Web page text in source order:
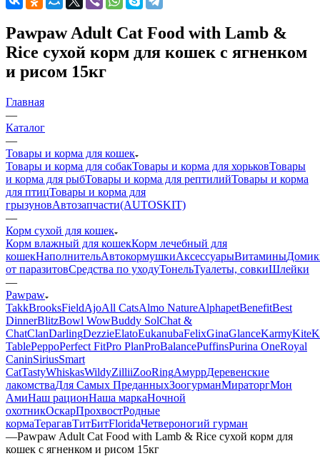
Pawpaw Adult Cat Food with Lamb &
Rice сухой корм для кошек с ягненком
и рисом 15кг
Главная
—
Каталог
—
Товары и корма для кошек
Товары и корма для собакТовары и корма для хорьковТовары
и корма для рыбТовары и корма для рептилийТовары и корма
для птицТовары и корма для
грызуновАвтозапчасти(AUTOSKIT)
—
Корм сухой для кошек
Корм влажный для кошекКорм лечебный для
кошекНаполнительАвтокормушкиАксессуарыВитамины
от паразитовСредства по уходуТонельТуалеты, совкиШлейки
—
Pawpaw
TakkBrooksFieldAjoAll CatsAlmo NatureAlphapetBenefitBest
DinnerBlitzBowl WowBuddy SolChat &
ChatClanDarlingDezzieElatoEukanubaFelixGinaGlanceKarmy
TablePeppoPerfect FitPro PlanProBalancePuffinsPurina OneRoyal
CaninSiriusSmart
CatTastyWhiskasWildyZilliiZooRingАмуррДеревенские
лакомстваДля Самых ПреданныхЗоогурманМираторгМон
АмиНаш рационНаша маркаНочной
охотникОскарПрохвостРодные
кормаТерагавТитБитFloridaЧетвероногий гурман
—Pawpaw Adult Cat Food with Lamb & Rice сухой корм для
кошек с ягненком и рисом 15кг